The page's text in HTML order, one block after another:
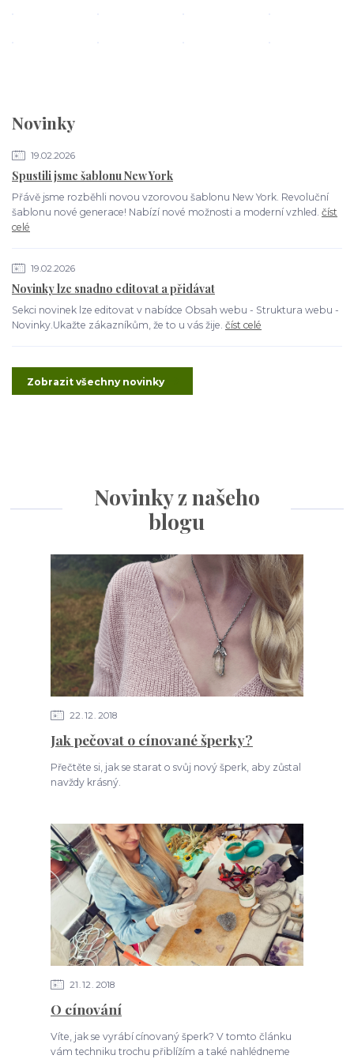
Novinky
19.02.2026
Spustili jsme šablonu New York
Přávě jsme rozběhli novou vzorovou šablonu New York. Revoluční
šablonu nové generace! Nabízí nové možnosti a moderní vzhled. číst
celé
19.02.2026
Novinky lze snadno editovat a přidávat
Sekci novinek lze editovat v nabídce Obsah webu - Struktura webu -
Novinky.Ukažte zákazníkům, že to u vás žije. číst celé
Zobrazit všechny novinky
Novinky z našeho
blogu
22 12 2018
Jak pečovat o cínované šperky?
Přečtěte si, jak se starat o svůj nový šperk, aby zůstal
navždy krásný.
21 12 2018
O cínování
Víte, jak se vyrábí cínovaný šperk? V tomto článku
vám techniku trochu přiblížím a také nahlédneme